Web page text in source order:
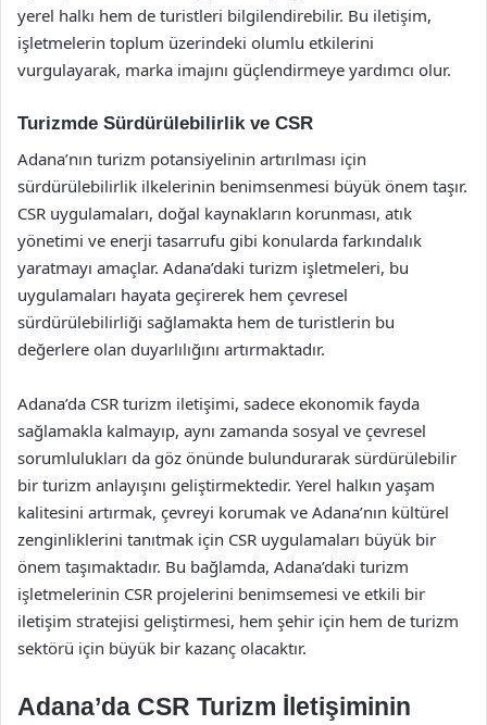
yerel halkı hem de turistleri bilgilendirebilir. Bu iletişim,
işletmelerin toplum üzerindeki olumlu etkilerini
vurgulayarak, marka imajını güçlendirmeye yardımcı olur.
Turizmde Sürdürülebilirlik ve CSR
Adana’nın turizm potansiyelinin artırılması için
sürdürülebilirlik ilkelerinin benimsenmesi büyük önem taşır.
CSR uygulamaları, doğal kaynakların korunması, atık
yönetimi ve enerji tasarrufu gibi konularda farkındalık
yaratmayı amaçlar. Adana’daki turizm işletmeleri, bu
uygulamaları hayata geçirerek hem çevresel
sürdürülebilirliği sağlamakta hem de turistlerin bu
değerlere olan duyarlılığını artırmaktadır.
Adana’da CSR turizm iletişimi, sadece ekonomik fayda
sağlamakla kalmayıp, aynı zamanda sosyal ve çevresel
sorumlulukları da göz önünde bulundurarak sürdürülebilir
bir turizm anlayışını geliştirmektedir. Yerel halkın yaşam
kalitesini artırmak, çevreyi korumak ve Adana’nın kültürel
zenginliklerini tanıtmak için CSR uygulamaları büyük bir
önem taşımaktadır. Bu bağlamda, Adana’daki turizm
işletmelerinin CSR projelerini benimsemesi ve etkili bir
iletişim stratejisi geliştirmesi, hem şehir için hem de turizm
sektörü için büyük bir kazanç olacaktır.
Adana’da CSR Turizm İletişiminin